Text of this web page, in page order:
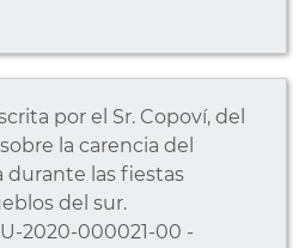
por el Sr. Copoví, del
la carencia del
durante las fiestas
del sur.
2020-000021-00 -